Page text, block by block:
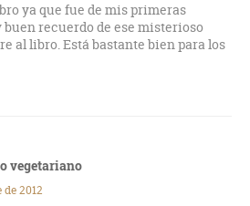
ya que fue de mis primeras
recuerdo de ese misterioso
al libro. Está bastante bien para los
vegetariano
2012